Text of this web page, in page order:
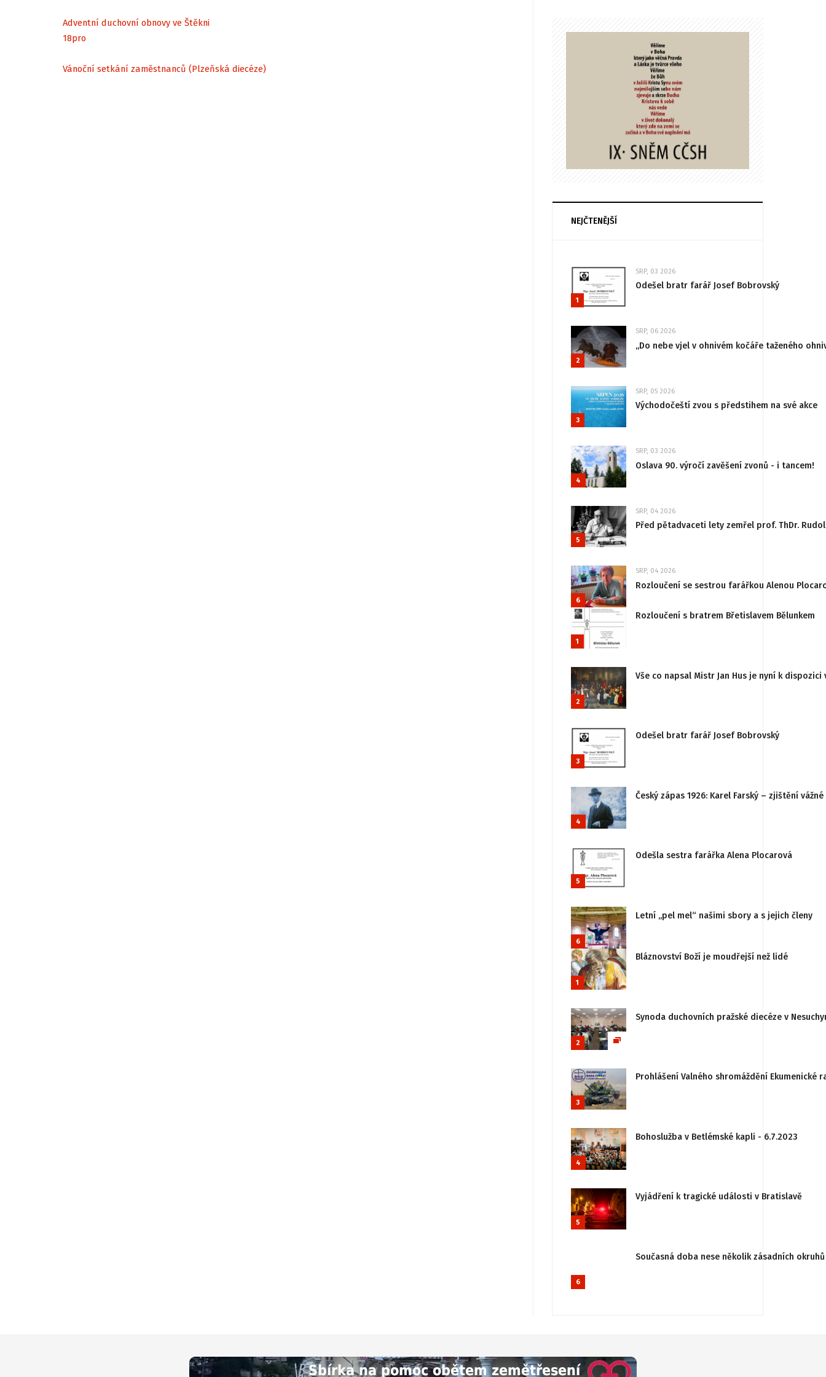
Adventní duchovní obnovy ve Štěkni
18pro
Vánoční setkání zaměstnanců (Plzeňská diecéze)
NEJČTENĚJŠÍ
1
SRP, 03 2026
Odešel bratr farář Josef Bobrovský
2
SRP, 06 2026
„Do nebe vjel v ohnivém kočáře taženého
3
SRP, 05 2026
Východočeští zvou s předstihem na své akce
4
SRP, 03 2026
Oslava 90. výročí zavěšení zvonů - i tancem!
5
SRP, 04 2026
Před pětadvaceti lety zemřel prof. ThDr.
6
SRP, 04 2026
Rozloučení se sestrou farářkou Alenou
1
Rozloučení s bratrem Břetislavem Bělunkem
2
Vše co napsal Mistr Jan Hus je nyní k
3
Odešel bratr farář Josef Bobrovský
4
Český zápas 1926: Karel Farský – zjištění
5
Odešla sestra farářka Alena Plocarová
6
Letní „pel mel“ našimi sbory a s jejich členy
1
Bláznovství Boží je moudřejší než lidé
2
Synoda duchovních pražské diecéze v
3
Prohlášení Valného shromáždění
4
Bohoslužba v Betlémské kapli - 6.7.2023
5
Vyjádření k tragické události v Bratislavě
6
Současná doba nese několik zásadních